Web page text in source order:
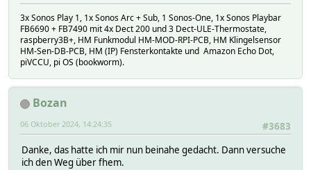
3x Sonos Play 1, 1x Sonos Arc + Sub, 1 Sonos-One, 1x Sonos Playbar
FB6690 + FB7490 mit 4x Dect 200 und 3 Dect-ULE-Thermostate,
raspberry3B+, HM Funkmodul HM-MOD-RPI-PCB, HM Klingelsensor
HM-Sen-DB-PCB, HM (IP) Fensterkontakte und Amazon Echo Dot,
piVCCU, pi OS (bookworm).
Bozan
#3683
06 Oktober 2024, 14:24:35
Danke, das hatte ich mir nun beinahe gedacht. Dann versuche
ich den Weg über fhem.